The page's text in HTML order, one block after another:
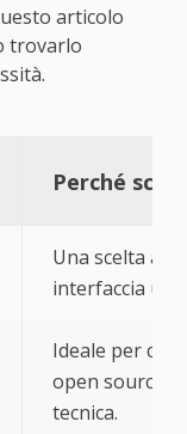
articolo
trovarlo
Perché
Una scelta
interfaccia
Ideale per
open source
tecnica.